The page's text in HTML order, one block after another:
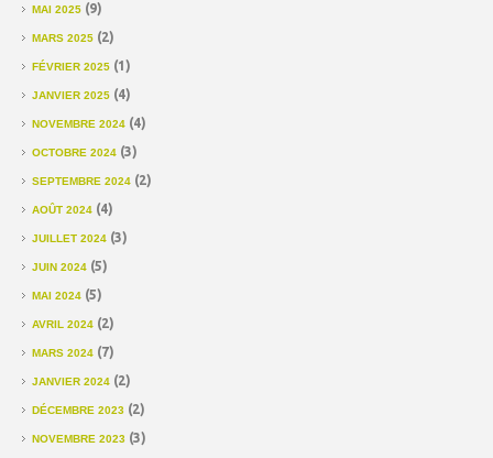
MAI 2025 (9)
MARS 2025 (2)
FÉVRIER 2025 (1)
JANVIER 2025 (4)
NOVEMBRE 2024 (4)
OCTOBRE 2024 (3)
SEPTEMBRE 2024 (2)
AOÛT 2024 (4)
JUILLET 2024 (3)
JUIN 2024 (5)
MAI 2024 (5)
AVRIL 2024 (2)
MARS 2024 (7)
JANVIER 2024 (2)
DÉCEMBRE 2023 (2)
NOVEMBRE 2023 (3)